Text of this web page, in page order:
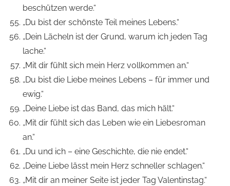
beschützen werde.“
„Du bist der schönste Teil meines Lebens.“
„Dein Lächeln ist der Grund, warum ich jeden Tag
lache.“
„Mit dir fühlt sich mein Herz vollkommen an.“
„Du bist die Liebe meines Lebens – für immer und
ewig.“
„Deine Liebe ist das Band, das mich hält.“
„Mit dir fühlt sich das Leben wie ein Liebesroman
an.“
„Du und ich – eine Geschichte, die nie endet.“
„Deine Liebe lässt mein Herz schneller schlagen.“
„Mit dir an meiner Seite ist jeder Tag Valentinstag.“